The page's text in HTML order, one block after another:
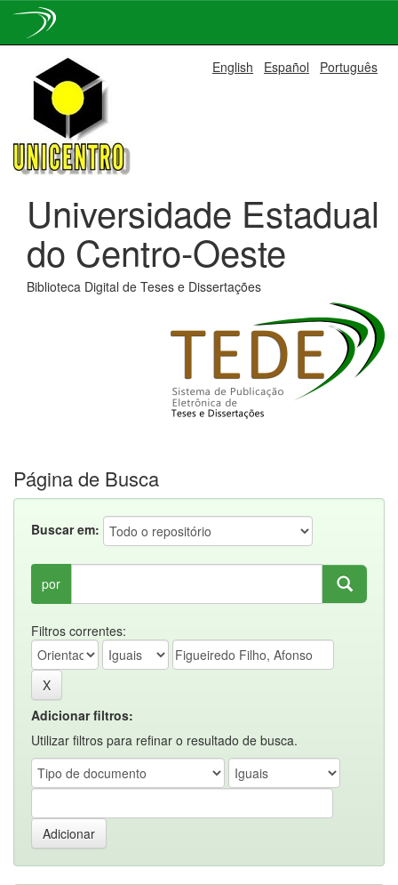
navigation
English Español Português
Universidade Estadual
do Centro-Oeste
Biblioteca Digital de Teses e Dissertações
Página de Busca
Buscar em:
por
Filtros correntes:
Adicionar filtros:
Utilizar filtros para refinar o resultado de busca.